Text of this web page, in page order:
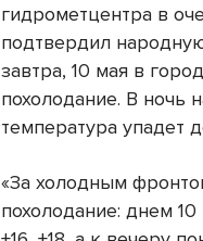
гидрометцентра в
подтвердил
завтра, 10 мая в
похолодание. В ночь
температура упадет
«За холодным
похолодание: днем